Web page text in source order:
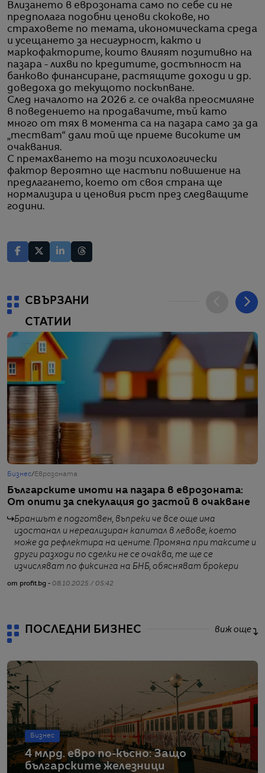
Влизането в еврозоната само по себе си не
предполага подобни ценови скокове, но
страховете по темата, икономическата среда
и усещането за несигурност, както и
маркофакторите, които влияят позитивно на
пазара - лихви по кредитите, достъпност на
банково финансиране, растящите доходи и др.
доведоха до текущото поскъпване.
След началото на 2026 г. се очаква преосмиляне
в поведението на продавачите, тъй като
много от тях в момента са на пазара само за да
„тестват“ дали той ще приеме високите им
очаквания.
С премахването на този психологически
фактор вероятно ще настъпи повишение на
предлагането, което от своя страна ще
нормализира и ценовия ръст през следващите
години.
СВЪРЗАНИ
СТАТИИ
Бизнес/Еврозоната
Българските имоти на пазара в еврозоната:
От опити за спекулация до застой в очакване
Браншът е подготвен, въпреки че все още има
изостанал и нереализиран капитал в левове, което
може да рефлектира на цените. Промяна при таксите и
други разходи по сделки не се очаква, те ще се
изчисляват по фиксинга на БНБ, обясняват брокери
от profit.bg - 08.10.2025 / 05:42
ПОСЛЕДНИ БИЗНЕС виж още
Бизнес
4 млрд. евро по-късно: Защо
българските железници